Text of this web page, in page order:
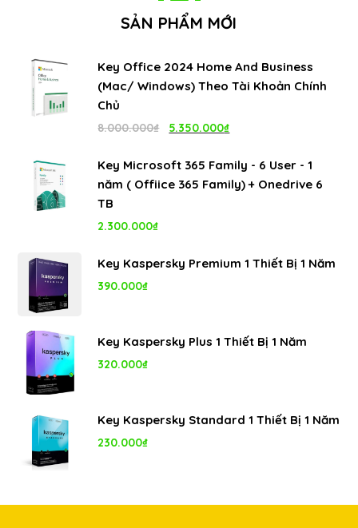
SẢN PHẨM MỚI
Key Office 2024 Home And Business
(Mac/ Windows) Theo Tài Khoản Chính
Chủ
8.000.000₫
Giá
là:
5.350.000₫
tại
Key Microsoft 365 Family - 6 User - 1
năm ( Offiice 365 Family) + Onedrive 6
TB
2.300.000₫
Key Kaspersky Premium 1 Thiết Bị 1 Năm
390.000₫
Key Kaspersky Plus 1 Thiết Bị 1 Năm
320.000₫
Key Kaspersky Standard 1 Thiết Bị 1 Năm
230.000₫